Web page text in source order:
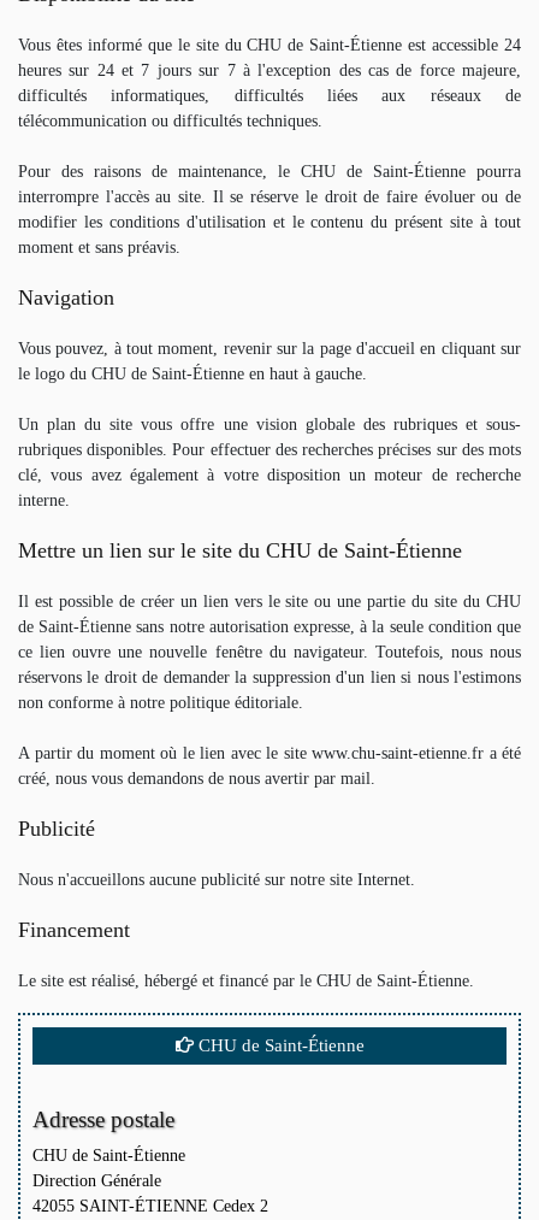
Vous êtes informé que le site du CHU de Saint-Étienne est accessible 24
heures sur 24 et 7 jours sur 7 à l'exception des cas de force majeure,
difficultés informatiques, difficultés liées aux réseaux de
télécommunication ou difficultés techniques.
Pour des raisons de maintenance, le CHU de Saint-Étienne pourra
interrompre l'accès au site. Il se réserve le droit de faire évoluer ou de
modifier les conditions d'utilisation et le contenu du présent site à tout
moment et sans préavis.
Navigation
Vous pouvez, à tout moment, revenir sur la page d'accueil en cliquant sur
le logo du CHU de Saint-Étienne en haut à gauche.
Un plan du site vous offre une vision globale des rubriques et sous-
rubriques disponibles. Pour effectuer des recherches précises sur des mots
clé, vous avez également à votre disposition un moteur de recherche
interne.
Mettre un lien sur le site du CHU de Saint-Étienne
Il est possible de créer un lien vers le site ou une partie du site du CHU
de Saint-Étienne sans notre autorisation expresse, à la seule condition que
ce lien ouvre une nouvelle fenêtre du navigateur. Toutefois, nous nous
réservons le droit de demander la suppression d'un lien si nous l'estimons
non conforme à notre politique éditoriale.
A partir du moment où le lien avec le site www.chu-saint-etienne.fr a été
créé, nous vous demandons de nous avertir par mail.
Publicité
Nous n'accueillons aucune publicité sur notre site Internet.
Financement
Le site est réalisé, hébergé et financé par le CHU de Saint-Étienne.
CHU de Saint-Étienne
Adresse postale
CHU de Saint-Étienne
Direction Générale
42055 SAINT-ÉTIENNE Cedex 2